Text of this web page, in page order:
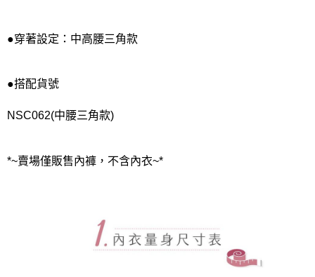
●穿著設定：中高腰三角款
●搭配貨號
NSC062(中腰三角款)
*~賣場僅販售內褲，不含內衣~*